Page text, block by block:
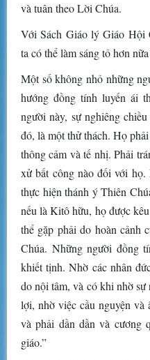
và tuân theo Lời Chúa.
Với Sách Giáo lý Giáo Hội
ta có thể làm sáng tỏ hơn
Một số không nhỏ những
hướng đồng tính luyến ái
người này, sự nghiêng
đó, là một thử thách. Họ
thông cảm và tế nhị. Phải
xử bất công nào đối với
thực hiện thánh ý Thiên
nếu là Kitô hữu, họ được
thể gặp phải do hoàn cảnh
Chúa. Những người đồng
khiết tịnh. Nhờ các nhân
do nội tâm, và có khi nhờ
lợi, nhờ việc cầu nguyện
và phải dần dần và cương
giáo.”